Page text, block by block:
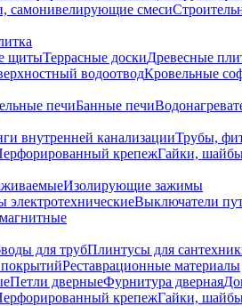
самонивелирующие смеси
щитыТеррасные доскиДревесные
водоотводКровельные
печиБанные печи
внутренней канализацииТрубы,
крепежГайки,
Изолирующие зажимы
Выключатели
для трубПлинтусы для
Реставрационные материалы
Петли дверныеФурнитура дверная
крепежГайки,